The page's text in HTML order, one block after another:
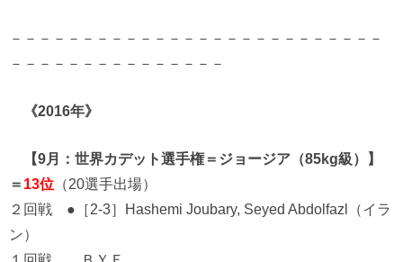
－－－－－－－－－－－－－－－－－－－－－－－－－－
－－－－－－－－－－－－－－－
《2016年》
【9月：世界カデット選手権＝ジョージア（85kg級）】
＝ 13位 （20選手出場）
２回戦 ●［2-3］Hashemi Joubary, Seyed Abdolfazl（イラ
ン）